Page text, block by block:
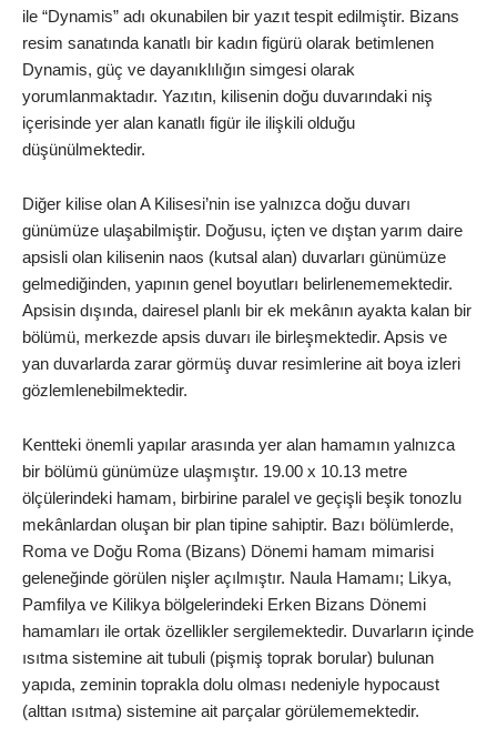
ile “Dynamis” adı okunabilen bir yazıt tespit edilmiştir. Bizans
resim sanatında kanatlı bir kadın figürü olarak betimlenen
Dynamis, güç ve dayanıklılığın simgesi olarak
yorumlanmaktadır. Yazıtın, kilisenin doğu duvarındaki niş
içerisinde yer alan kanatlı figür ile ilişkili olduğu
düşünülmektedir.
Diğer kilise olan A Kilisesi’nin ise yalnızca doğu duvarı
günümüze ulaşabilmiştir. Doğusu, içten ve dıştan yarım daire
apsisli olan kilisenin naos (kutsal alan) duvarları günümüze
gelmediğinden, yapının genel boyutları belirlenememektedir.
Apsisin dışında, dairesel planlı bir ek mekânın ayakta kalan bir
bölümü, merkezde apsis duvarı ile birleşmektedir. Apsis ve
yan duvarlarda zarar görmüş duvar resimlerine ait boya izleri
gözlemlenebilmektedir.
Kentteki önemli yapılar arasında yer alan hamamın yalnızca
bir bölümü günümüze ulaşmıştır. 19.00 x 10.13 metre
ölçülerindeki hamam, birbirine paralel ve geçişli beşik tonozlu
mekânlardan oluşan bir plan tipine sahiptir. Bazı bölümlerde,
Roma ve Doğu Roma (Bizans) Dönemi hamam mimarisi
geleneğinde görülen nişler açılmıştır. Naula Hamamı; Likya,
Pamfilya ve Kilikya bölgelerindeki Erken Bizans Dönemi
hamamları ile ortak özellikler sergilemektedir. Duvarların içinde
ısıtma sistemine ait tubuli (pişmiş toprak borular) bulunan
yapıda, zeminin toprakla dolu olması nedeniyle hypocaust
(alttan ısıtma) sistemine ait parçalar görülememektedir.